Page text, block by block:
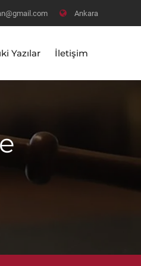
Ankara
Yazılar İletişim